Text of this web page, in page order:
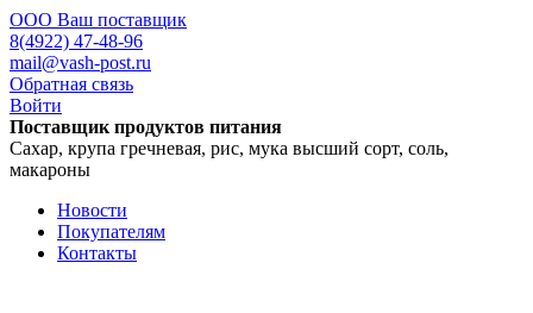
ООО Ваш поставщик
8(4922) 47-48-96
mail@vash-post.ru
Обратная связь
Войти
Поставщик продуктов питания
Сахар, крупа гречневая, рис, мука высший сорт, соль,
макароны
Новости
Покупателям
Контакты